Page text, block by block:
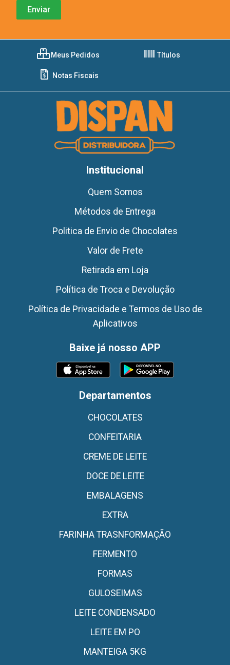
Meus Pedidos Títulos
Notas Fiscais
Institucional
Quem Somos
Métodos de Entrega
Politica de Envio de Chocolates
Valor de Frete
Retirada em Loja
Política de Troca e Devolução
Política de Privacidade e Termos de Uso de
Aplicativos
Baixe já nosso APP
Departamentos
CHOCOLATES
CONFEITARIA
CREME DE LEITE
DOCE DE LEITE
EMBALAGENS
EXTRA
FARINHA TRASNFORMAÇÃO
FERMENTO
FORMAS
GULOSEIMAS
LEITE CONDENSADO
LEITE EM PO
MANTEIGA 5KG